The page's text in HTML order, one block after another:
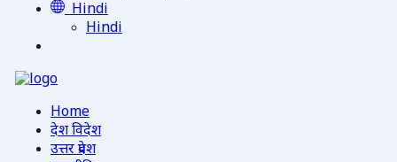
Hindi
Hindi
Home
देश विदेश
उत्तर प्रदेश